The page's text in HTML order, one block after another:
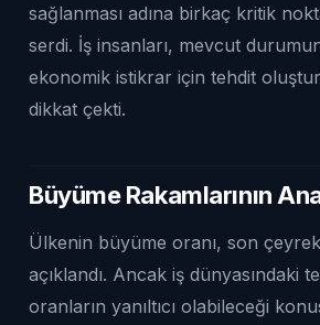
sağlanması adına birkaç kritik
serdi. İş insanları, mevcut
ekonomik istikrar için tehdit
dikkat çekti.
Büyüme Rakamlarının
Ülkenin büyüme oranı, son
açıklandı. Ancak iş dünyasındaki
oranların yanıltıcı olabileceği